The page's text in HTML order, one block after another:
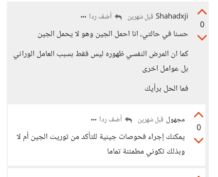
0
Shahadxji قبل شهرين أضف ردا
حسنا في حالتي، انا احمل الجين وهو لا يحمل الجين
كما ان المرض النفسي ظهوره ليس فقط بسبب العامل الوراثي
بل عوامل اخرى
فما الحل برأيك
0
مجهول قبل شهرين أضف ردا
يمكنك إجراء فحوصات جينية للتأكد من توريث الجين أم لا
وبذلك تكوني مطمئنة تماما